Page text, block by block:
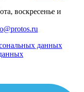
воскресенье и
данных